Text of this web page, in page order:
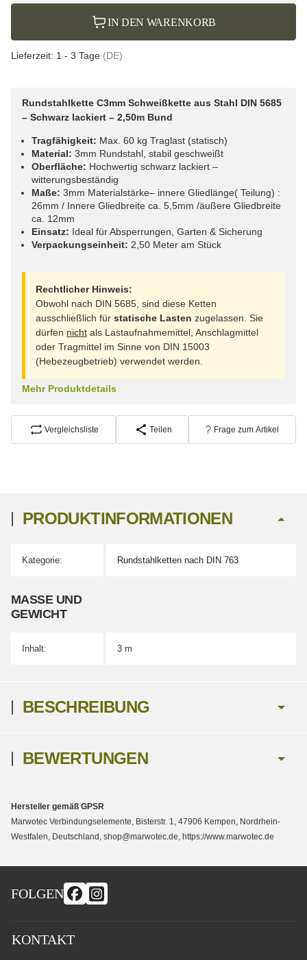
IN DEN WARENKORB
Lieferzeit: 1 - 3 Tage (DE)
Rundstahlkette C3mm Schweißkette aus Stahl DIN 5685
– Schwarz lackiert – 2,50m Bund
Tragfähigkeit: Max. 60 kg Traglast (statisch)
Material: 3mm Rundstahl, stabil geschweißt
Oberfläche: Hochwertig schwarz lackiert –
witterungsbeständig
Maße: 3mm Materialstärke– innere Gliedlänge( Teilung) :
26mm / Innere Gliedbreite ca. 5,5mm /äußere Gliedbreite
ca. 12mm
Einsatz: Ideal für Absperrungen, Garten & Sicherung
Verpackungseinheit:2,50 Meter am Stück
Rechtlicher Hinweis:
Obwohl nach DIN 5685, sind diese Ketten
ausschließlich für statische Lasten zugelassen. Sie
dürfen nicht als Lastaufnahmemittel, Anschlagmittel
oder Tragmittel im Sinne von DIN 15003
(Hebezeugbetrieb) verwendet werden.
Mehr Produktdetails
Vergleichsliste Teilen Frage zum Artikel
PRODUKTINFORMATIONEN
Produkteigenschaft
Wert
Kategorie: Rundstahlketten nach DIN 763
MASSE UND G
EWICHT
Inhalt: 3 m
BESCHREIBUNG
BEWERTUNGEN
Hersteller gemäß GPSR
Marwotec Verbindungselemente, Bisterstr. 1, 47906 Kempen, Nordrhein-
Westfalen, Deutschland, shop@marwotec.de, https://www.marwotec.de
FOLGEN
KONTAKT